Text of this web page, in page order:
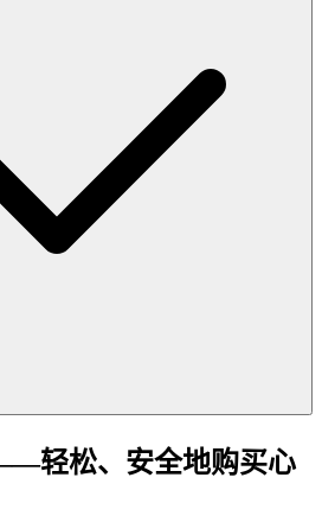
轻松、安全地购买心